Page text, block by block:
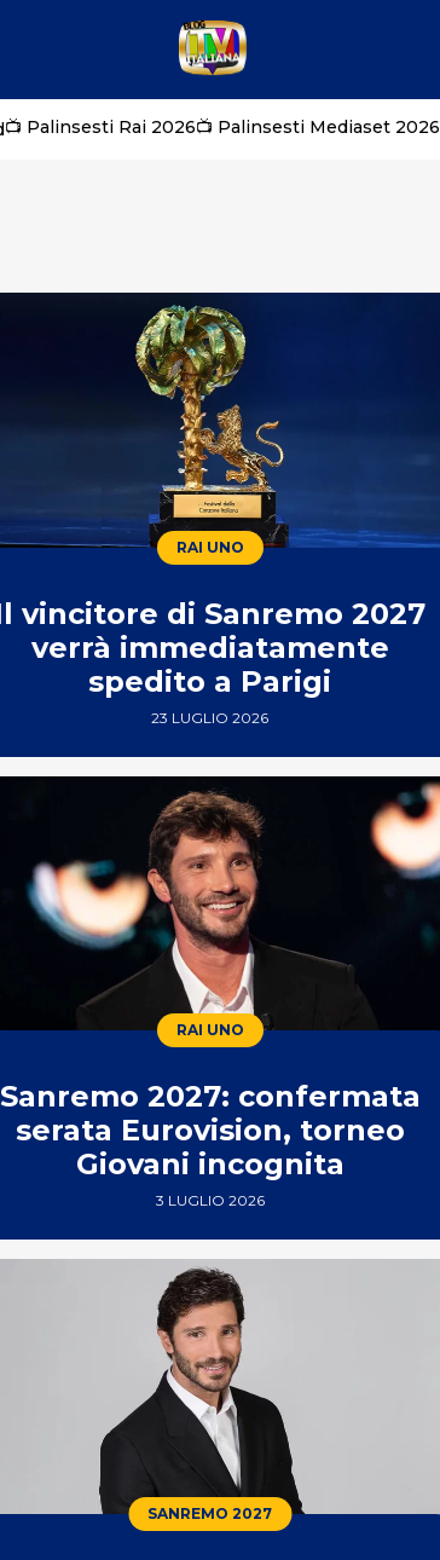
📺 Palinsesti Rai 2026📺 Palinsesti Mediaset 2026
RAI UNO
vincitore di Sanremo 2027
verrà immediatamente
spedito a Parigi
23 LUGLIO 2026
RAI UNO
Sanremo 2027: confermata
serata Eurovision, torneo
Giovani incognita
3 LUGLIO 2026
SANREMO 2027